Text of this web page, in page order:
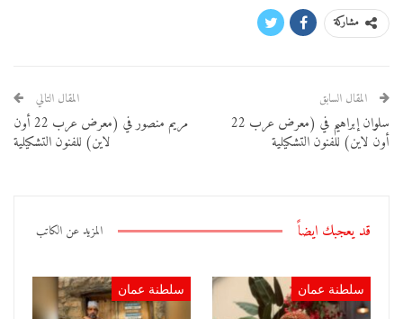
مشاركة
المقال السابق
سلوان إبراهيم في (معرض عرب 22
أون لاين) للفنون التشكيلية
المقال التالي
مريم منصور في (معرض عرب 22 أون
لاين) للفنون التشكيلية
قد يعجبك ايضاً المزيد عن الكاتب
سلطنة عمان سلطنة عمان